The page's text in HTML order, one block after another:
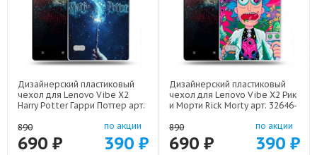
Дизайнерский пластиковый
чехол для Lenovo Vibe X2
Harry Potter Гарри Поттер арт:
890
690 ₽
по акции
390 ₽
Дизайнерский пластиковый
чехол для Lenovo Vibe X2 Рик
и Морти Rick Morty арт: 32646-
890
690 ₽
по акции
390 ₽